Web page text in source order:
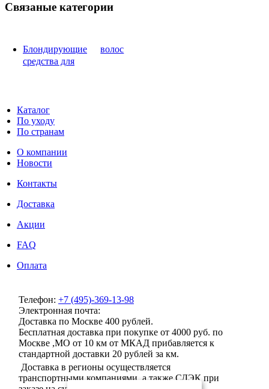
Связаные категории
Блондирующие
средства для
волос
Каталог
По уходу
По странам
О компании
Новости
Контакты
Доставка
Акции
FAQ
Оплата
Телефон: +7 (495)-369-13-98
Электронная почта:
Доставка по Москве 400 рублей.
Бесплатная доставка при покупке от 4000 руб. по
Москве ,МО от 10 км от МКАД прибавляется к
стандартной доставки 20 рублей за км.
Доставка в регионы осуществляется
транспортными компаниями, а также СДЭК при